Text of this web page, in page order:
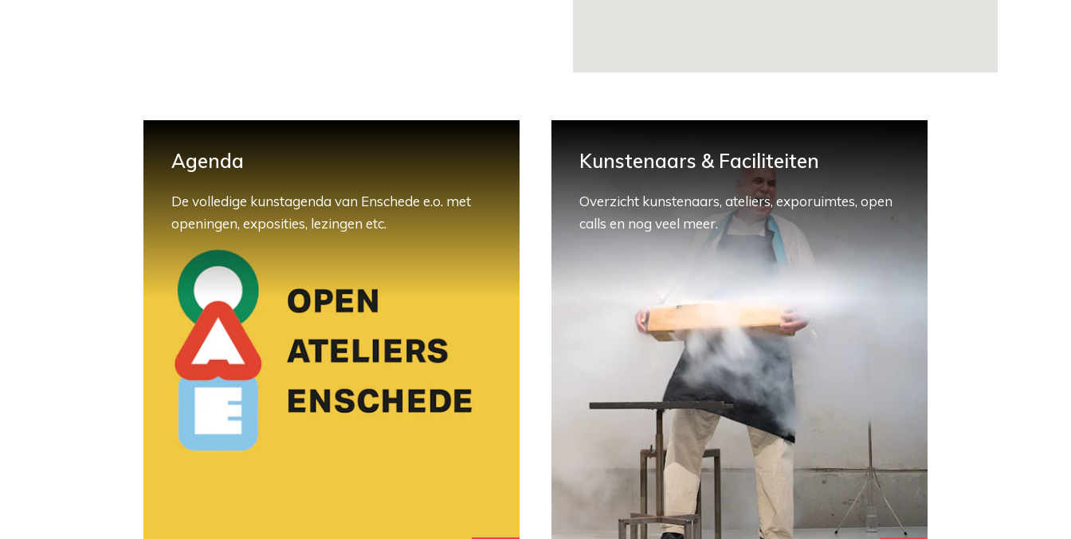
Agenda
De volledige kunstagenda van Enschede e.o. met
openingen, exposities, lezingen etc.
Kunstenaars & Faciliteiten
Overzicht kunstenaars, ateliers, exporuimtes, open
calls en nog veel meer.